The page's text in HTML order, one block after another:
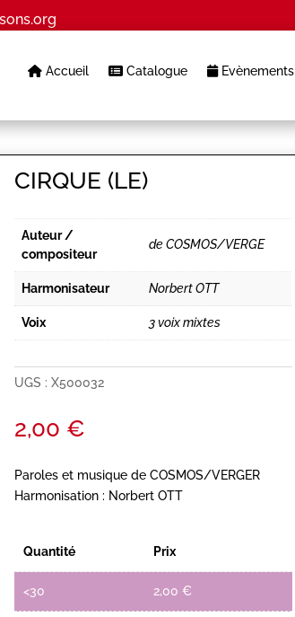
Accueil Catalogue Evènements
CIRQUE (LE)
Auteur /
compositeur
de COSMOS/VERGE
Harmonisateur Norbert OTT
Voix 3 voix mixtes
UGS :X500032
2,00 €
Paroles et musique de COSMOS/VERGER
Harmonisation : Norbert OTT
Quantité Prix
<30 2,00 €